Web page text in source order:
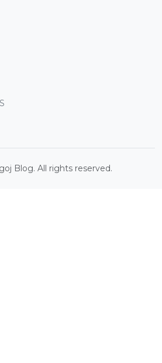
Blog. All rights reserved.